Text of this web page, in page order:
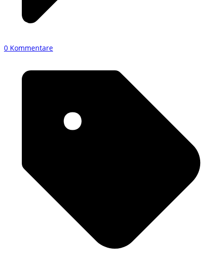
0 Kommentare